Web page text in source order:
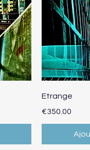
Etrange
Prix
€350.00